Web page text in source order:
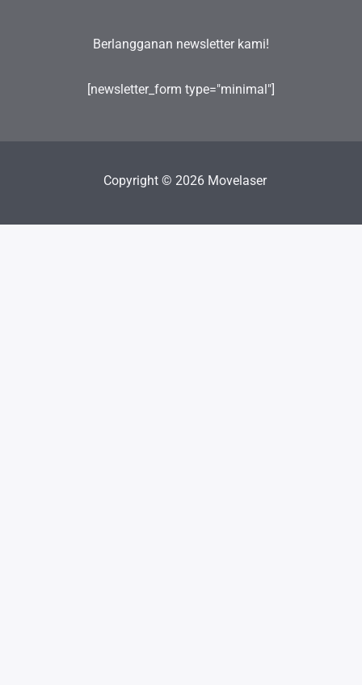
Berlangganan newsletter kami!
[newsletter_form type="minimal"]
Copyright © 2026 Movelaser